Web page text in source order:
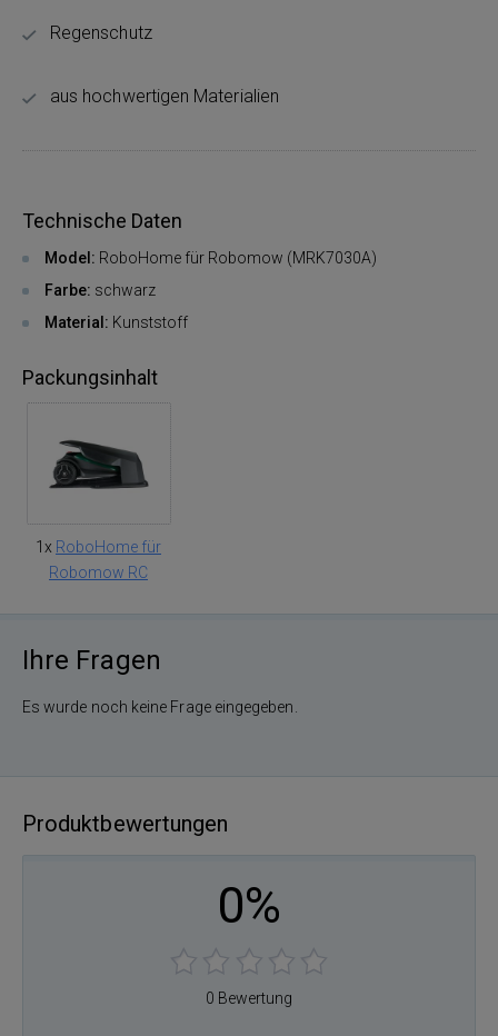
Regenschutz
aus hochwertigen Materialien
Technische Daten
Model: RoboHome für Robomow (MRK7030A)
Farbe: schwarz
Material: Kunststoff
Packungsinhalt
1x RoboHome für
Robomow RC
Ihre Fragen
Es wurde noch keine Frage eingegeben.
Produktbewertungen
0%
0 Bewertung